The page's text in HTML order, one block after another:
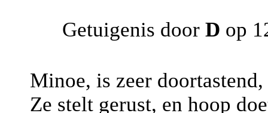
Getuigenis door D op
Minoe, is zeer
Ze stelt gerust, en hoop